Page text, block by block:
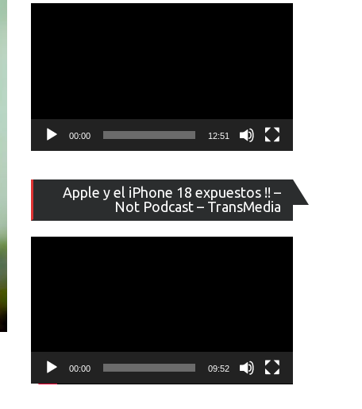
00:00 12:51
Apple y el iPhone 18 expuestos !! –
Not Podcast – TransMedia
de
vídeo
00:00 09:52